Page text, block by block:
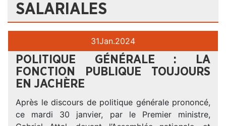
SALARIALES
31Jan.2024
POLITIQUE GÉNÉRALE : LA
FONCTION PUBLIQUE TOUJOURS
EN JACHÈRE
Après le discours de politique générale prononcé,
ce mardi 30 janvier, par le Premier ministre,